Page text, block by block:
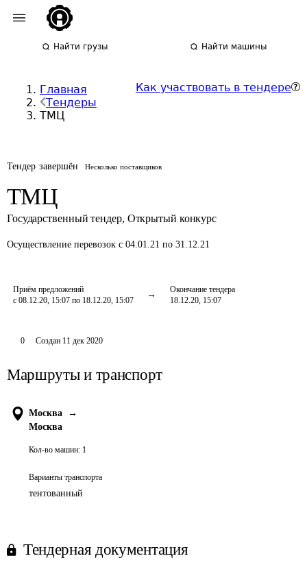
Найти грузы Найти машины
Главная
Тендеры
ТМЦ
Как участвовать в тендере
Тендер завершён Несколько поставщиков
ТМЦ
Государственный тендер, Открытый конкурс
Осуществление перевозок с 04.01.21 по 31.12.21
Приём предложений
с 08.12.20, 15:07 по 18.12.20, 15:07
Окончание тендера
18.12.20, 15:07
0 Создан 11 дек 2020
Маршруты и транспорт
Москва
→
Москва
Кол-во машин: 1
Варианты транспорта
тентованный
Тендерная документация